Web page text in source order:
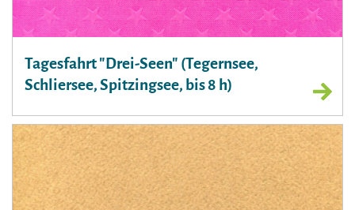
Tagesfahrt "Drei-Seen" (Tegernsee,
Schliersee, Spitzingsee, bis 8 h)